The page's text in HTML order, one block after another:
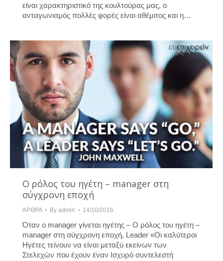
είναι χαρακτηριστικό της κουλτούρας μας, ο
ανταγωνισμός πολλές φορές είναι αθέμιτος και η…
Ο ρόλος του ηγέτη – manager στη
σύγχρονη εποχή
ΆΡΘΡΑ By admin 14/10/2016
Όταν ο manager γίνεται ηγέτης – Ο ρόλος του ηγέτη –
manager στη σύγχρονη εποχή, Leader «Οι καλύτεροι
Ηγέτες τείνουν να είναι μεταξύ εκείνων των
Στελεχών που έχουν έναν Ισχυρό συντελεστή